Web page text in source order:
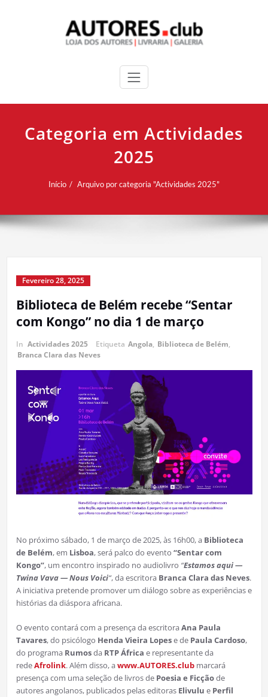
Categoria em Actividades
2025
Início Arquivo por categoria "Actividades 2025"
Fevereiro 28, 2025
Biblioteca de Belém recebe “Sentar
com Kongo” no dia 1 de março
In Actividades 2025 Etiqueta Angola, Biblioteca de Belém,
Branca Clara das Neves
No próximo sábado, 1 de março de 2025, às 16h00, a Biblioteca
de Belém, em Lisboa, será palco do evento “Sentar com
Kongo”, um encontro inspirado no audiolivro “Estamos aqui —
Twina Vava — Nous Voici“, da escritora Branca Clara das Neves.
A iniciativa pretende promover um diálogo sobre as experiências e
histórias da diáspora africana.
O evento contará com a presença da escritoraAna Paula
Tavares, do psicólogo Henda Vieira Lopese de Paula Cardoso,
do programa Rumosda RTP África e representante da
redeAfrolink. Além disso, awww.AUTORES.clubmarcará
presença com uma seleção de livros de Poesia e Ficçãode
autores angolanos, publicados pelas editoras Elivulu e Perfil